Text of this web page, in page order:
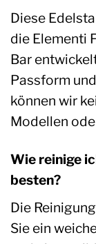
Diese
die Elementi
Bar
Passform
können wir
Modellen
Wie reinige
besten?
Die
Sie ein